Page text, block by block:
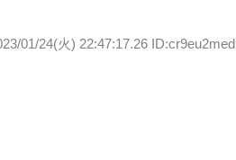
01/24(火) 22:47:17.26 ID:cr9eu2med